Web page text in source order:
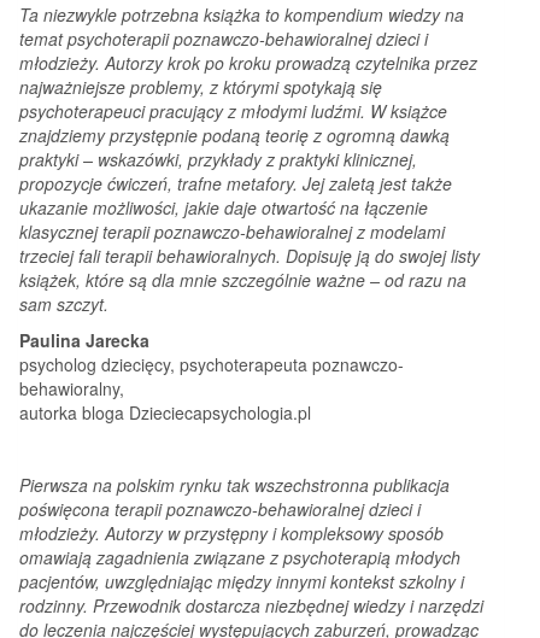
Ta niezwykle potrzebna książka to kompendium wiedzy na
temat psychoterapii poznawczo-behawioralnej dzieci i
młodzieży. Autorzy krok po kroku prowadzą czytelnika przez
najważniejsze problemy, z którymi spotykają się
psychoterapeuci pracujący z młodymi ludźmi. W książce
znajdziemy przystępnie podaną teorię z ogromną dawką
praktyki – wskazówki, przykłady z praktyki klinicznej,
propozycje ćwiczeń, trafne metafory. Jej zaletą jest także
ukazanie możliwości, jakie daje otwartość na łączenie
klasycznej terapii poznawczo-behawioralnej z modelami
trzeciej fali terapii behawioralnych. Dopisuję ją do swojej listy
książek, które są dla mnie szczególnie ważne – od razu na
sam szczyt.
Paulina Jarecka
psycholog dziecięcy, psychoterapeuta poznawczo-
behawioralny,
autorka bloga Dzieciecapsychologia.pl
Pierwsza na polskim rynku tak wszechstronna publikacja
poświęcona terapii poznawczo-behawioralnej dzieci i
młodzieży. Autorzy w przystępny i kompleksowy sposób
omawiają zagadnienia związane z psychoterapią młodych
pacjentów, uwzględniając między innymi kontekst szkolny i
rodzinny. Przewodnik dostarcza niezbędnej wiedzy i narzędzi
do leczenia najczęściej występujących zaburzeń, prowadząc